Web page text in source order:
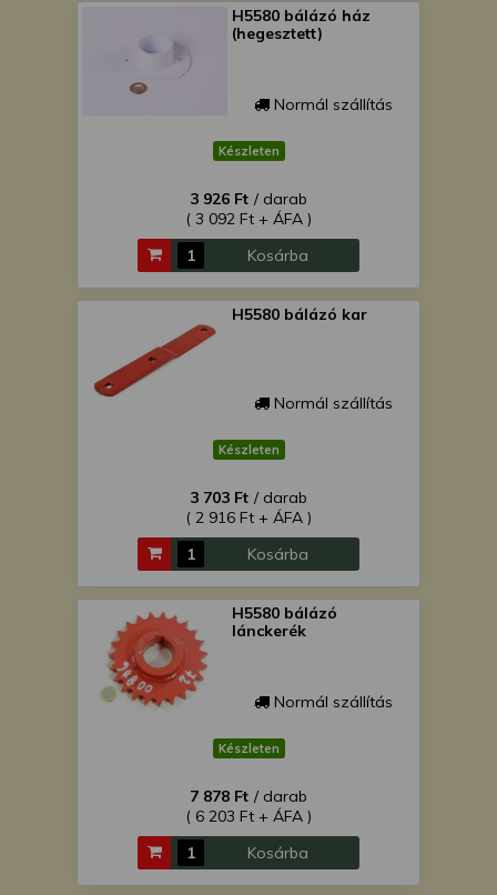
H5580 bálázó ház
(hegesztett)
Normál szállítás
Készleten
3 926 Ft / darab
( 3 092 Ft + ÁFA )
Kosárba
H5580 bálázó kar
Normál szállítás
Készleten
3 703 Ft / darab
( 2 916 Ft + ÁFA )
Kosárba
H5580 bálázó
lánckerék
Normál szállítás
Készleten
7 878 Ft / darab
( 6 203 Ft + ÁFA )
Kosárba